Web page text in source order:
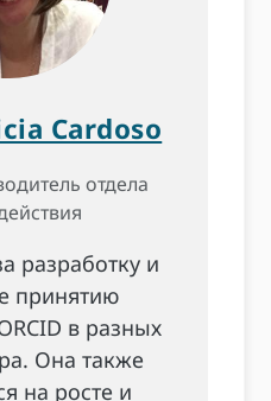
Cardoso
отдела
разработку и
принятию
в разных
Она также
на росте и